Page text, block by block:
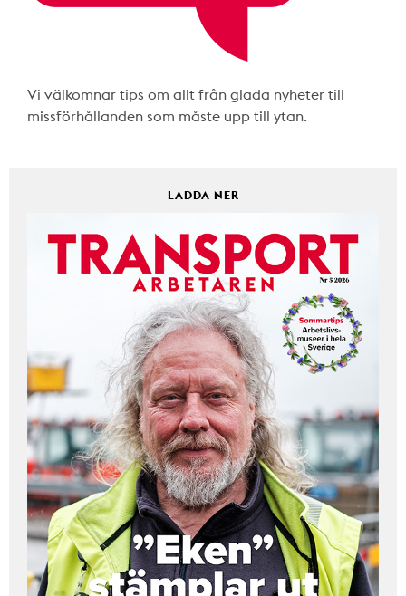
Vi välkomnar tips om allt från glada nyheter till
missförhållanden som måste upp till ytan.
LADDA NER